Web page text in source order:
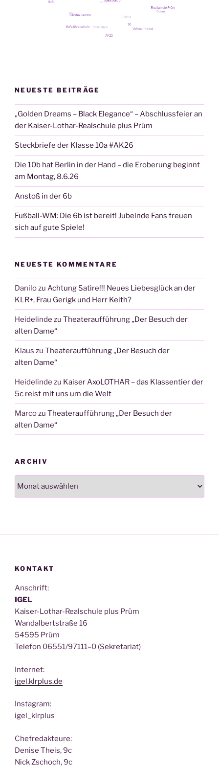
NEUESTE BEITRÄGE
„Golden Dreams – Black Elegance“ – Abschlussfeier an
der Kaiser-Lothar-Realschule plus Prüm
Steckbriefe der Klasse 10a #AK26
Die 10b hat Berlin in der Hand – die Eroberung beginnt
am Montag, 8.6.26
Anstoß in der 6b
Fußball-WM: Die 6b ist bereit! Jubelnde Fans freuen
sich auf gute Spiele!
NEUESTE KOMMENTARE
Danilozu Achtung Satire!!! Neues Liebesglück an der
KLR+, Frau Gerigk und Herr Keith?
Heidelinde zu Theateraufführung „Der Besuch der
alten Dame“
Klaus zu Theateraufführung „Der Besuch der
alten Dame“
Heidelinde zu Kaiser AxoLOTHAR – das Klassentier der
5c reist mit uns um die Welt
Marcozu Theateraufführung „Der Besuch der
alten Dame“
ARCHIV
KONTAKT
Anschrift:
IGEL
Kai­ser-Lothar-Real­schu­le plus Prüm
Wan­dal­bert­stra­ße 16
54595 Prüm
Tele­fon 06551/97111–0 (Sekre­ta­ri­at)
Inter­net:
igel.klrplus.de
Insta­gram:
igel_klrplus
Chef­re­dak­teu­re:
Deni­se Theis, 9c
Nick Zscho­ch, 9c